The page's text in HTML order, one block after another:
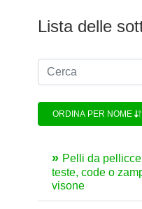
Lista delle
ORDINA PER NOME
Pelli da
teste, code o
visone